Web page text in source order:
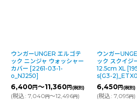
ウンガーUNGER エルゴテ
ック ニンジャ ウォッシャー
カバー [2261-03-1-
o_NJ250]
6,400円～11,360円(税別)
(税込: 7,040円～12,496円)
ウンガー
ック スクイジ
12.5cm XL [
s(G3-
6,450円(税別)
(税込: 7,095円)